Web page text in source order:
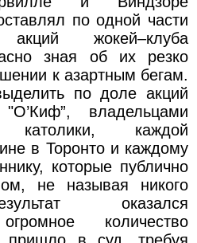
по одной части
жокей–клуба
зная об их резко
к азартным бегам.
по доле акций
владельцами
каждой
в Торонто и каждому
которые публично
не называя никого
оказался
количество